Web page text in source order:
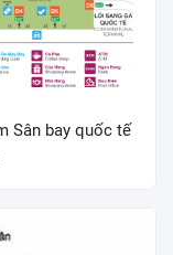
Sân bay quốc tế